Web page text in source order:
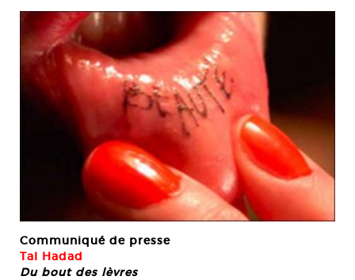
Communiqué de presse
Tal Hadad
Du bout des lèvres